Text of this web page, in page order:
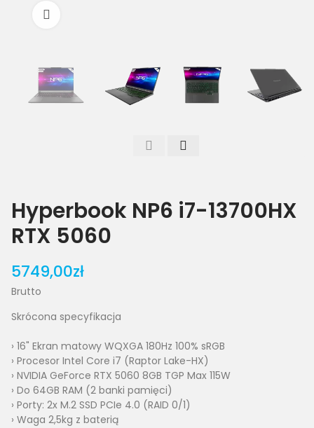
Hyperbook NP6 i7-13700HX
RTX 5060
5749,00zł
Brutto
Skrócona specyfikacja
› 16" Ekran matowy WQXGA 180Hz 100% sRGB
› Procesor Intel Core i7 (Raptor Lake-HX)
› NVIDIA GeForce RTX 5060 8GB TGP Max 115W
› Do 64GB RAM (2 banki pamięci)
› Porty: 2x M.2 SSD PCIe 4.0 (RAID 0/1)
› Waga 2,5kg z baterią